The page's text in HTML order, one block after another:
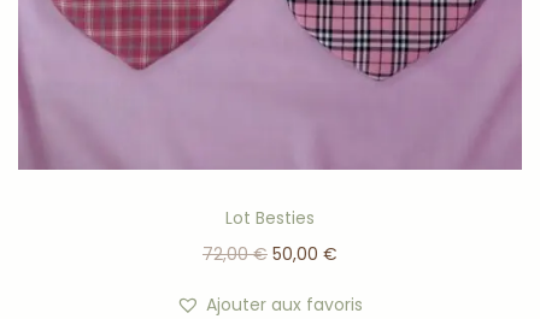
Lot Besties
72,00€ 50,00 €
Ajouter aux favoris